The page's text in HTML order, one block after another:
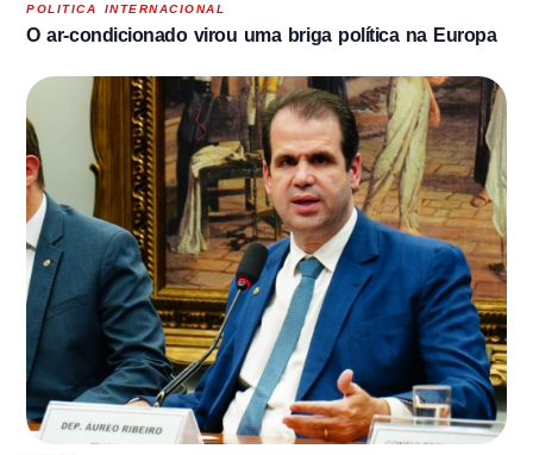
POLITICA INTERNACIONAL
O ar-condicionado virou uma briga política na Europa